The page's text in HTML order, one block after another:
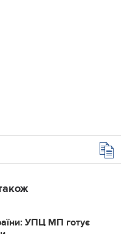
УПЦ МП готує